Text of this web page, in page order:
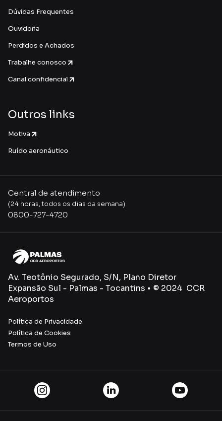
Dúvidas Frequentes
Ouvidoria
Perdidos e Achados
Trabalhe conosco
Canal confidencial
Outros links
Motiva
Ruído aeronáutico
Central de atendimento
(24 horas, todos os dias da semana)
0800-727-4720
Av. Teotônio Segurado, S/N, Plano Diretor
Expansão Sul - Palmas - Tocantins • © 2024 CCR
Aeroportos
Política de Privacidade
Política de Cookies
Termos de Uso